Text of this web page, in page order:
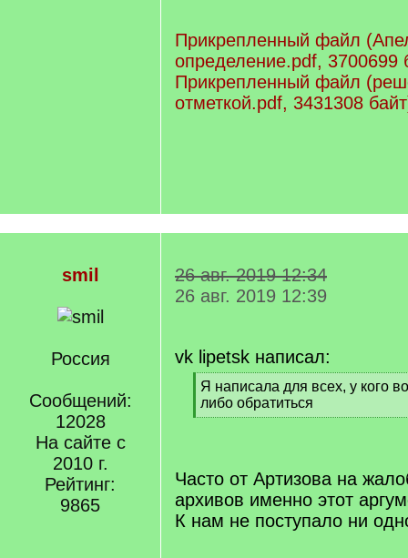
Прикрепленный файл
определение.pdf, 3700699
Прикрепленный файл
отметкой.pdf, 3431308
smil
Россия
Сообщений:
12028
На сайте с
2010 г.
Рейтинг:
9865
26 авг. 2019 12:34
26 авг. 2019 12:39
vk lipetsk написал:
[
q
]
Я написала для всех, у кого
либо обратиться
[
Часто от Артизова на
архивов именно этот
К нам не поступало ни